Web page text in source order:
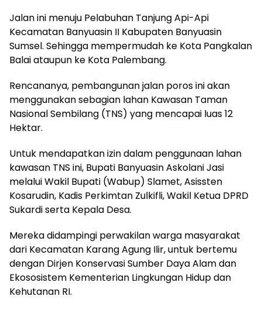
Jalan ini menuju Pelabuhan Tanjung Api-Api
Kecamatan Banyuasin II Kabupaten Banyuasin
Sumsel. Sehingga mempermudah ke Kota Pangkalan
Balai ataupun ke Kota Palembang.
Rencananya, pembangunan jalan poros ini akan
menggunakan sebagian lahan Kawasan Taman
Nasional Sembilang (TNS) yang mencapai luas 12
Hektar.
Untuk mendapatkan izin dalam penggunaan lahan
kawasan TNS ini, Bupati Banyuasin Askolani Jasi
melalui Wakil Bupati (Wabup) Slamet, Asissten
Kosarudin, Kadis Perkimtan Zulkifli, Wakil Ketua DPRD
Sukardi serta Kepala Desa.
Mereka didampingi perwakilan warga masyarakat
dari Kecamatan Karang Agung Ilir, untuk bertemu
dengan Dirjen Konservasi Sumber Daya Alam dan
Ekososistem Kementerian Lingkungan Hidup dan
Kehutanan RI.